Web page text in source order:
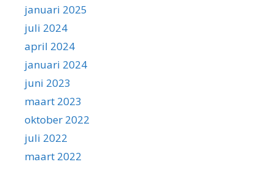
januari 2025
juli 2024
april 2024
januari 2024
juni 2023
maart 2023
oktober 2022
juli 2022
maart 2022